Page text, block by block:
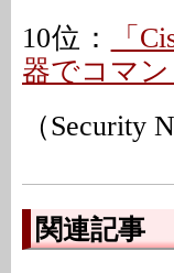
10位：
「
器でコマ
（Security
関連記事